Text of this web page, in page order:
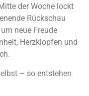
der Woche lockt
Rückschau
neue Freude
Herzklopfen und
– so entstehen